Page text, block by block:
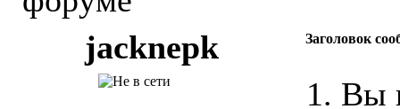
jacknepk Заголовок
1. Вы